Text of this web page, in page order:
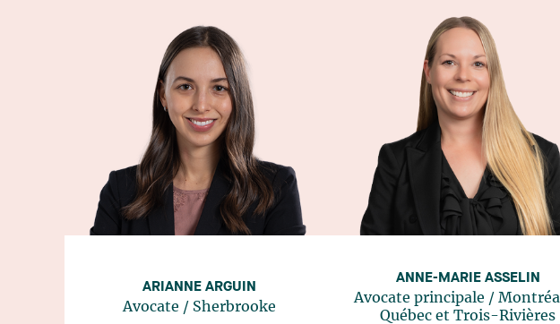
ARIANNE ARGUIN
Avocate / Sherbrooke
ANNE-MARIE ASSELIN
Avocate principale / Montréal
Québec et Trois-Rivières